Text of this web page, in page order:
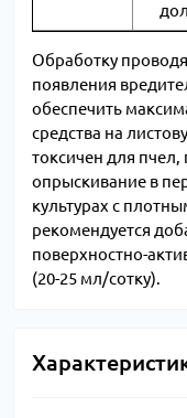
Обработку
появления
обеспечить
средства на
токсичен для
опрыскивание в
культурах с
рекомендуется
поверхностно-
(20-25 мл/сотку).